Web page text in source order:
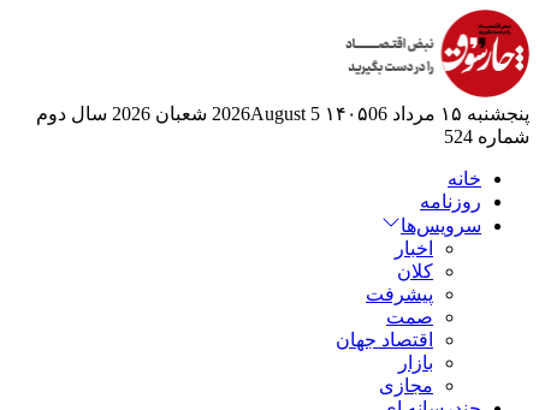
پنجشنبه ۱۵ مرداد ۱۴۰۵ 06 2026August 5 شعبان 2026
سال دوم
شماره 524
خانه
روزنامه
سرویس‌ها
اخبار
کلان
پیشرفت
صمت
اقتصاد جهان
بازار
مجازی